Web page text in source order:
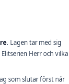
. Lagen tar med sig
Herr och vilka
som slutar först når